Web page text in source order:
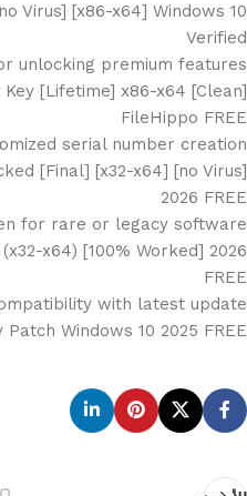
Virus] [x86-x64] Windows 10
Verified
unlocking premium features
[Lifetime] x86-x64 [Clean]
FileHippo FREE
serial number creation
[Final] [x32-x64] [no Virus]
2026 FREE
for rare or legacy software
x64) [100% Worked] 2026
FREE
with latest update
Windows 10 2025 FREE